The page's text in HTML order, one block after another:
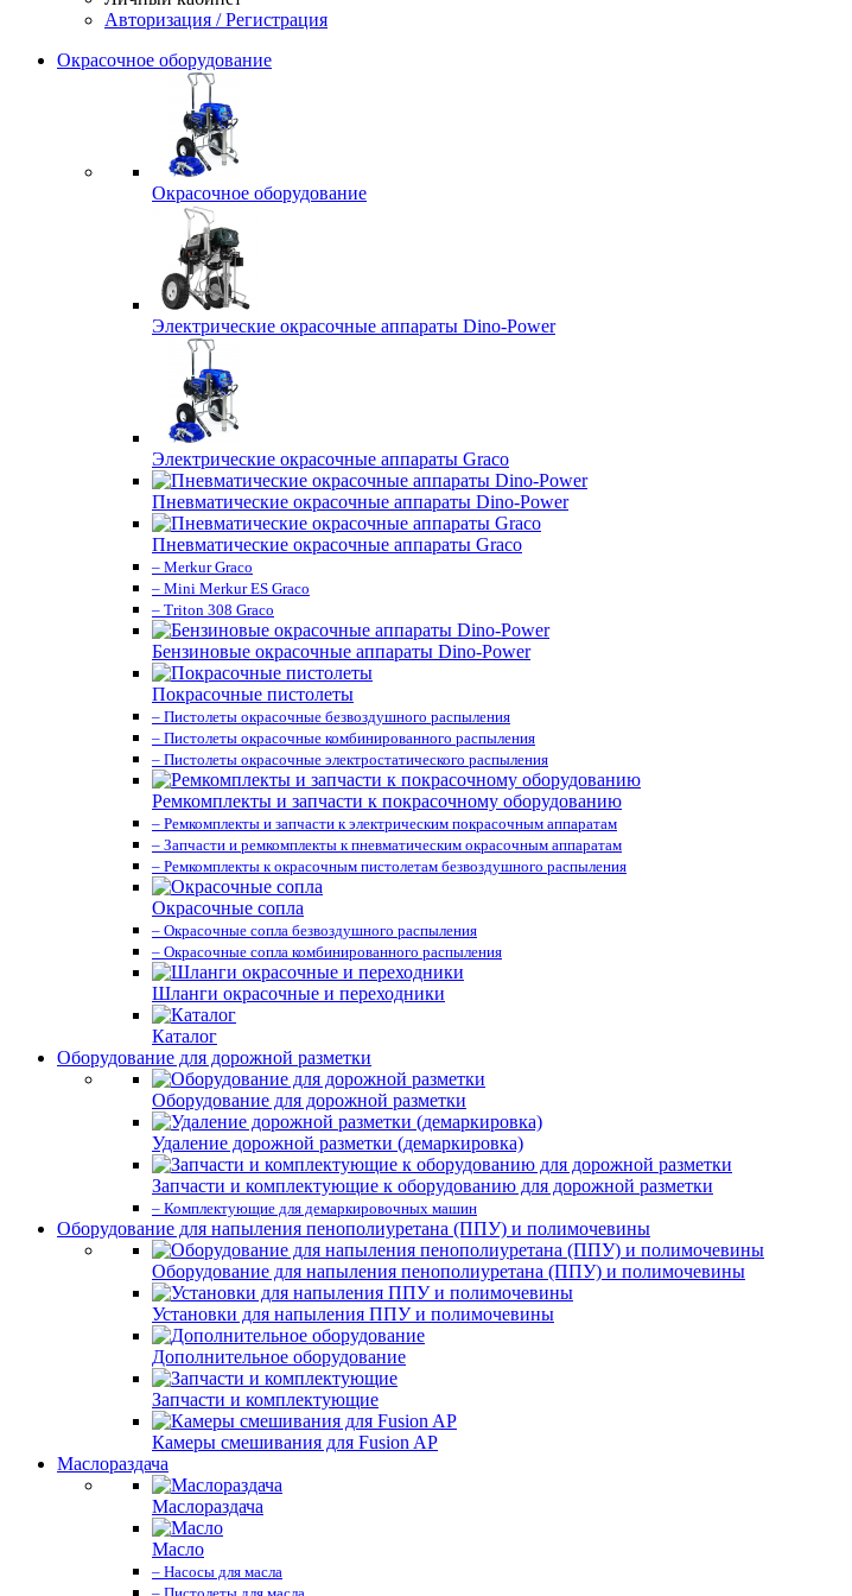
Авторизация / Регистрация
Окрасочное оборудование
Окрасочное оборудование
Электрические окрасочные аппараты Dino-Power
Электрические окрасочные аппараты Graco
Пневматические окрасочные аппараты Dino-Power
Пневматические окрасочные аппараты Graco
– Merkur Graco
– Mini Merkur ES Graco
– Triton 308 Graco
Бензиновые окрасочные аппараты Dino-Power
Покрасочные пистолеты
– Пистолеты окрасочные безвоздушного распыления
– Пистолеты окрасочные комбинированного распыления
– Пистолеты окрасочные электростатического распыления
Ремкомплекты и запчасти к покрасочному оборудованию
– Ремкомплекты и запчасти к электрическим покрасочным аппаратам
– Запчасти и ремкомплекты к пневматическим окрасочным аппаратам
– Ремкомплекты к окрасочным пистолетам безвоздушного распыления
Окрасочные сопла
– Окрасочные сопла безвоздушного распыления
– Окрасочные сопла комбинированного распыления
Шланги окрасочные и переходники
Каталог
Оборудование для дорожной разметки
Оборудование для дорожной разметки
Удаление дорожной разметки (демаркировка)
Запчасти и комплектующие к оборудованию для дорожной разметки
– Комплектующие для демаркировочных машин
Оборудование для напыления пенополиуретана (ППУ) и полимочевины
Оборудование для напыления пенополиуретана (ППУ) и полимочевины
Установки для напыления ППУ и полимочевины
Дополнительное оборудование
Запчасти и комплектующие
Камеры смешивания для Fusion AP
Маслораздача
Маслораздача
Масло
– Насосы для масла